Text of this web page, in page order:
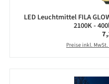
LED Leuchtmittel FILA
2100K -
Preise inkl.